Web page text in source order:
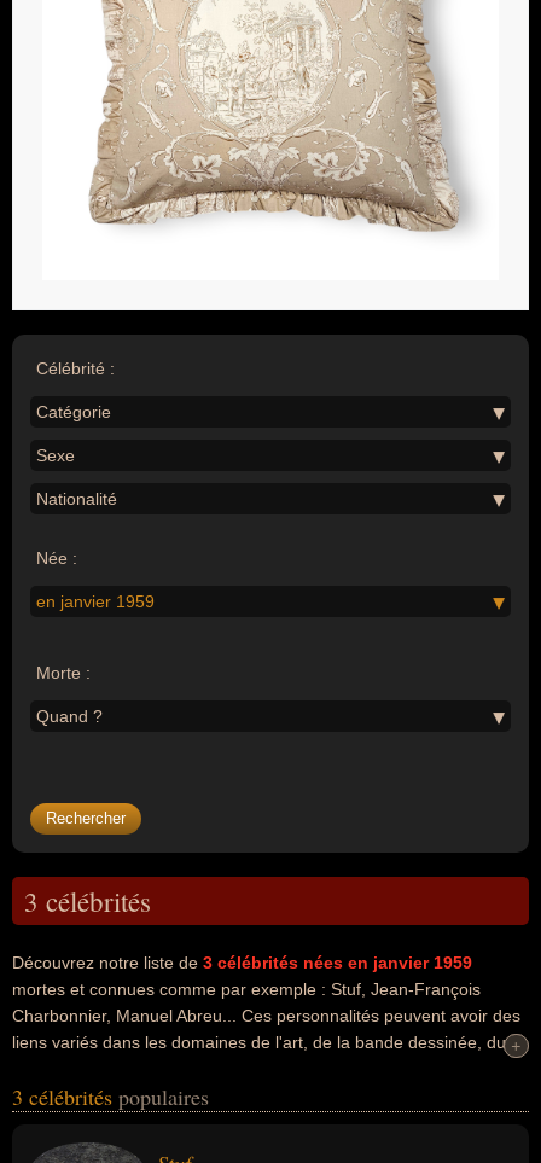
Célébrité :
Catégorie
Sexe
Nationalité
Née :
en janvier 1959
Morte :
Quand ?
3 célébrités
Découvrez notre liste de 3 célébrités nées en janvier 1959
mortes et connues comme par exemple : Stuf, Jean-François
Charbonnier, Manuel Abreu... Ces personnalités peuvent avoir des
liens variés dans les domaines de l'art, de la bande dessinée, du
peuvent également avoir été artiste, coloriste, dessinateur,
concerne leurs nationalités au moment de leurs morts, ils peuvent
+
+
3 célébrités populaires